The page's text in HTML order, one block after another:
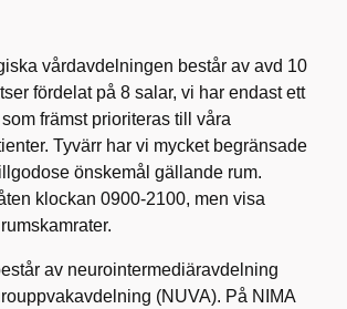
vårdavdelningen består av avd 10
fördelat på 8 salar, vi har endast ett
främst prioriteras till våra
Tyvärr har vi mycket begränsade
önskemål gällande rum.
klockan 0900-2100, men visa
av neurointermediäravdelning
(NUVA). På NIMA